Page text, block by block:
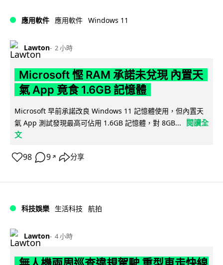
應用軟件 應用軟件 Windows 11
Lawton 2 小時
Microsoft 慳 RAM 承諾未兌現 內置天
氣 App 竟食 1.6GB 記憶體
Microsoft 早前承諾改良 Windows 11 記憶體使用，但內置天
氣 App 測試發現最高可佔用 1.6GB 記憶體，對 8GB...
閱讀全
文
98 9 ↗ 分享
科技娛樂 生活科技 航拍
Lawton 4 小時